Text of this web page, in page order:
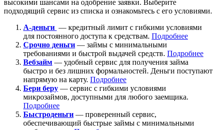
высокими шансами на одобрение заявки. Выберите
подходящий сервис из списка и ознакомьтесь с его условиями.
А-деньги — кредитный лимит с гибкими условиями
для постоянного доступа к средствам. Подробнее
Срочно деньги — займы с минимальными
требованиями и быстрой выдачей средств. Подробнее
Вебзайм — удобный сервис для получения займа
быстро и без лишних формальностей. Деньги поступают
напрямую на карту. Подробнее
Бери беру — сервис с гибкими условиями
микрозаймов, доступными для любого заемщика.
Подробнее
Быстроденьги — проверенный сервис,
обеспечивающий быстрые займы с минимальными